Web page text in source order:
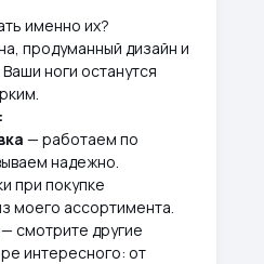
именно их?
продуманный дизайн и
ноги останутся
— работаем по
надежно.
при покупке
моего ассортимента.
— смотрите другие
интересного: от